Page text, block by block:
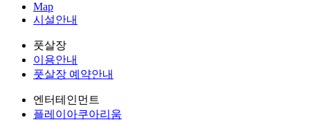
Map
시설안내
풋살장
이용안내
풋살장 예약안내
엔터테인먼트
플레이아쿠아리움